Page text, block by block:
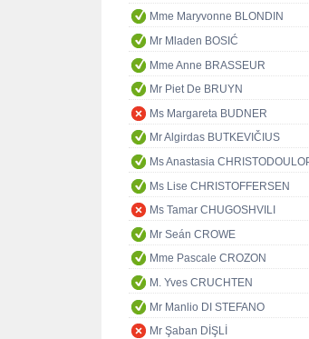
Mme Maryvonne BLONDIN
Mr Mladen BOSIĆ
Mme Anne BRASSEUR
Mr Piet De BRUYN
Ms Margareta BUDNER
Mr Algirdas BUTKEVIČIUS
Ms Anastasia
Ms Lise CHRISTOFFERSEN
Ms Tamar CHUGOSHVILI
Mr Seán CROWE
Mme Pascale CROZON
M. Yves CRUCHTEN
Mr Manlio DI STEFANO
Mr Şaban DİŞLİ